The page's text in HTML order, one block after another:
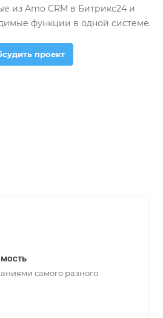
из Amo CRM в Битрикс24 и
функции в одной системе.
проект
самого разного